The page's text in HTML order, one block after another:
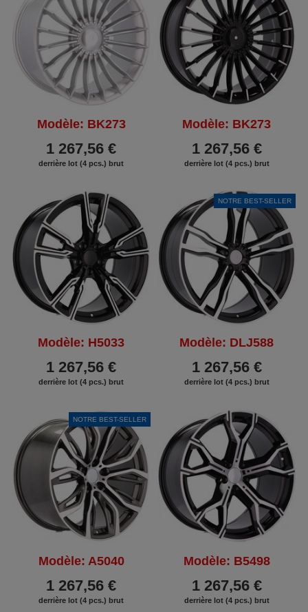
Modèle: BK273
1 267,56 €
derrière lot (4 pcs.) brut
Modèle: BK273
1 267,56 €
derrière lot (4 pcs.) brut
Modèle: H5033
1 267,56 €
derrière lot (4 pcs.) brut
NOTRE BEST-SELLER
Modèle: DLJ588
1 267,56 €
derrière lot (4 pcs.) brut
NOTRE BEST-SELLER
Modèle: A5040
1 267,56 €
derrière lot (4 pcs.) brut
Modèle: B5498
1 267,56 €
derrière lot (4 pcs.) brut